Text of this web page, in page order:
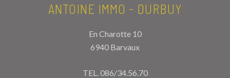
ANTOINE IMMO - DURBUY
En Charotte 10
6940 Barvaux
TEL.086/34.56.70